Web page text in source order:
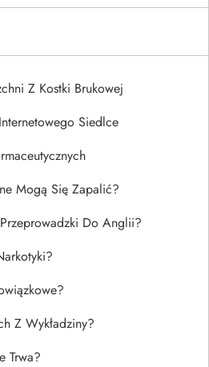
Z Kostki Brukowej
Siedlce
Mogą Się Zapalić?
Do Anglii?
Z Wykładziny?
Trwa?